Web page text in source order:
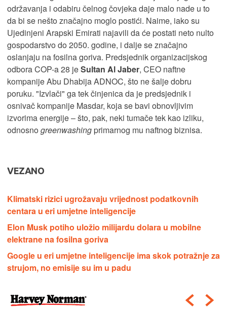
održavanja i odabiru čelnog čovjeka daje malo nade u to
da bi se nešto značajno moglo postići. Naime, iako su
Ujedinjeni Arapski Emirati najavili da će postati neto nulto
gospodarstvo do 2050. godine, i dalje se značajno
oslanjaju na fosilna goriva. Predsjednik organizacijskog
odbora COP-a 28 jeSultan Al Jaber, CEO naftne
kompanije Abu Dhabija ADNOC, što ne šalje dobru
poruku. "Izvlači" ga tek činjenica da je predsjednik i
osnivač kompanije Masdar, koja se bavi obnovljivim
izvorima energije – što, pak, neki tumače tek kao izliku,
odnosno greenwashing primarnog mu naftnog biznisa.
VEZANO
Klimatski rizici ugrožavaju vrijednost podatkovnih
centara u eri umjetne inteligencije
Elon Musk potiho uložio milijardu dolara u mobilne
elektrane na fosilna goriva
Google u eri umjetne inteligencije ima skok potražnje za
strujom, no emisije su im u padu